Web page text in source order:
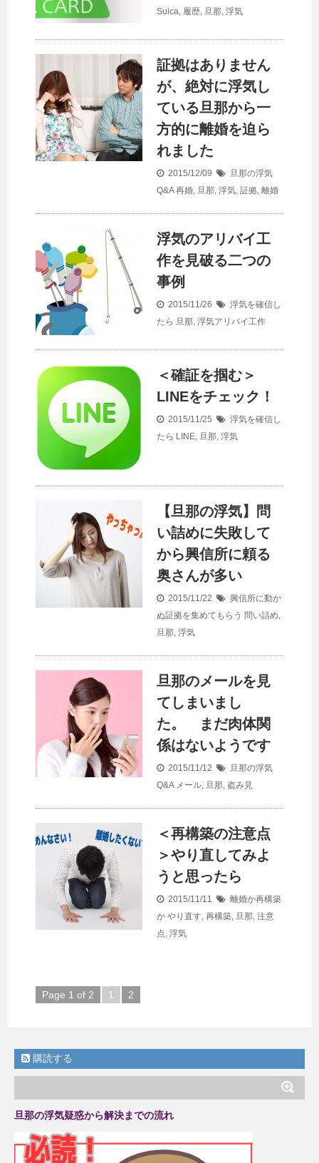
Suica, 履歴, 旦那, 浮気
証拠はありません
が、絶対に浮気し
ている旦那から一
方的に離婚を迫ら
れました
2015/12/09
旦那の浮気
Q&A 再婚, 旦那, 浮気, 証拠, 離婚
浮気のアリバイ工
作を見破る二つの
事例
2015/11/26
浮気を確信し
たら 旦那, 浮気アリバイ工作
＜確証を掴む＞
LINEをチェック！
2015/11/25
浮気を確信し
たら LINE, 旦那, 浮気
【旦那の浮気】問
い詰めに失敗して
から興信所に頼る
奥さんが多い
2015/11/22
興信所に動か
ぬ証拠を集めてもらう 問い詰め,
旦那, 浮気
旦那のメールを見
てしまいまし
た。 まだ肉体関
係はないようです
2015/11/12
旦那の浮気
Q&A メール, 旦那, 盗み見
＜再構築の注意点
＞やり直してみよ
うと思ったら
2015/11/11
離婚か再構築
か やり直す, 再構築, 旦那, 注意
点, 浮気
Page 1 of 2 1 2
購読する
旦那の浮気疑惑から解決までの流れ